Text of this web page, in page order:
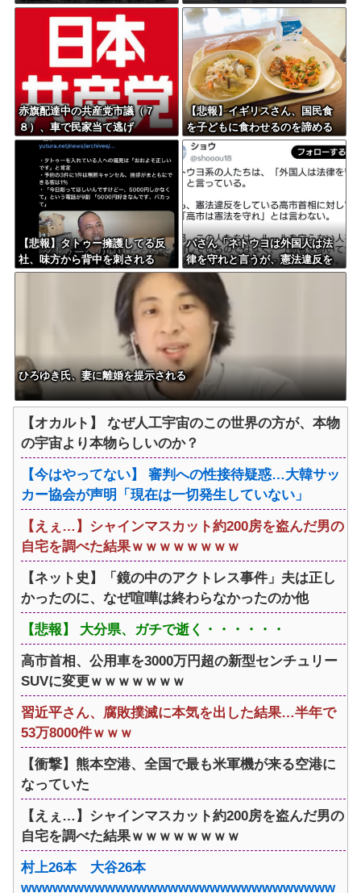
泊客や登山客など計400人近くが
孤立か 土石流で橋が流された
との情報も
赤旗配達中の共産党市議（７
８）、車で民家当て逃げ
【悲報】イギリスさん、国民食
を子どもに食わせるのを諦める
ｗｗｗｗｗｗｗ
【悲報】タトゥー擁護してる反
社、味方から背中を刺される
パさん「ネトウヨは外国人は法
律を守れと言うが、憲法違反を
している高市には何も言わな
い」
ひろゆき氏、妻に離婚を提示される
【オカルト】 なぜ人工宇宙のこの世界の方が、本物
の宇宙より本物らしいのか？
【今はやってない】 審判への性接待疑惑…大韓サッ
カー協会が声明「現在は一切発生していない」
【えぇ…】シャインマスカット約200房を盗んだ男の
自宅を調べた結果ｗｗｗｗｗｗｗｗ
【ネット史】「鏡の中のアクトレス事件」夫は正し
かったのに、なぜ喧嘩は終わらなかったのか他
【悲報】 大分県、ガチで逝く・・・・・・
高市首相、公用車を3000万円超の新型センチュリー
SUVに変更ｗｗｗｗｗｗｗ
習近平さん、腐敗撲滅に本気を出した結果…半年で
53万8000件ｗｗｗ
【衝撃】熊本空港、全国で最も米軍機が来る空港に
なっていた
【えぇ…】シャインマスカット約200房を盗んだ男の
自宅を調べた結果ｗｗｗｗｗｗｗｗ
村上26本 大谷26本
wwwwwwwwwwwwwwwwwwwwwwwwwwwwww